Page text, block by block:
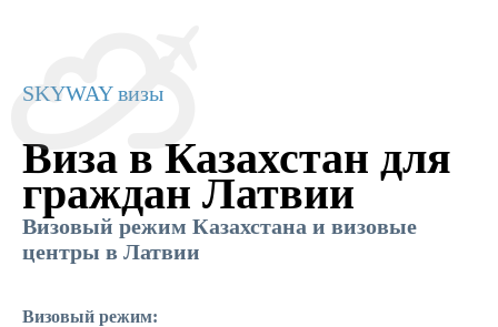
SKYWAY визы
Виза в Казахстан для
граждан Латвии
Визовый режим Казахстана и визовые
центры в Латвии
Визовый режим: